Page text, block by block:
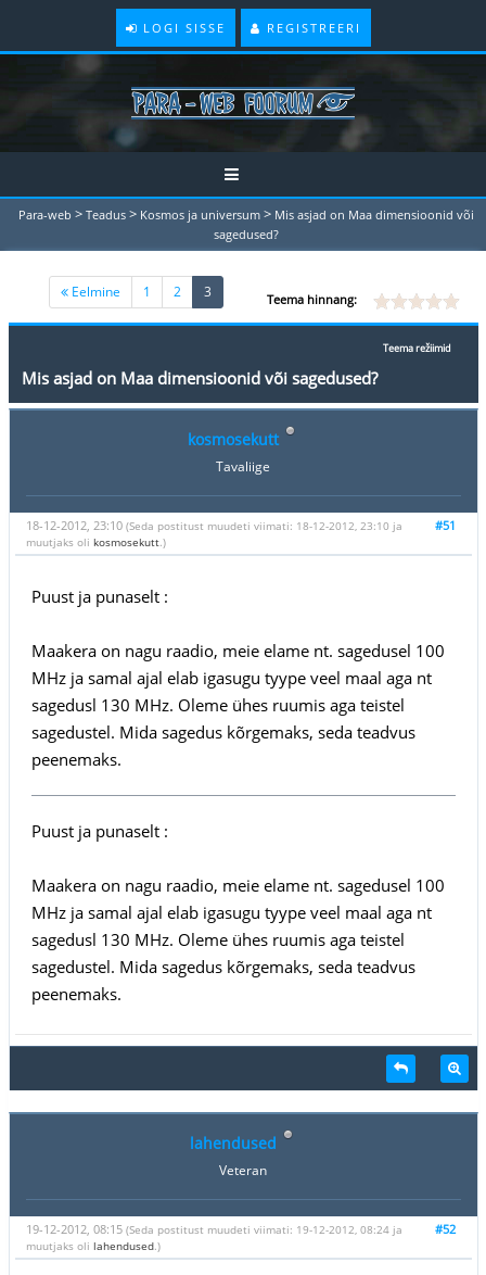
LOGI SISSE REGISTREERI
Para-web > Teadus > Kosmos ja universum > Mis asjad on Maa dimensioonid või
sagedused?
Eelmine 1 2 3 Teema hinnang:
Teema režiimid
Mis asjad on Maa dimensioonid või sagedused?
kosmosekutt
Tavaliige
#51
18-12-2012, 23:10 (Seda postitust muudeti viimati: 18-12-2012, 23:10 ja
muutjaks oli kosmosekutt.)
Puust ja punaselt :
Maakera on nagu raadio, meie elame nt. sagedusel 100
MHz ja samal ajal elab igasugu tyype veel maal aga nt
sagedusl 130 MHz. Oleme ühes ruumis aga teistel
sagedustel. Mida sagedus kõrgemaks, seda teadvus
peenemaks.
Puust ja punaselt :
Maakera on nagu raadio, meie elame nt. sagedusel 100
MHz ja samal ajal elab igasugu tyype veel maal aga nt
sagedusl 130 MHz. Oleme ühes ruumis aga teistel
sagedustel. Mida sagedus kõrgemaks, seda teadvus
peenemaks.
lahendused
Veteran
#52
19-12-2012, 08:15 (Seda postitust muudeti viimati: 19-12-2012, 08:24 ja
muutjaks oli lahendused.)